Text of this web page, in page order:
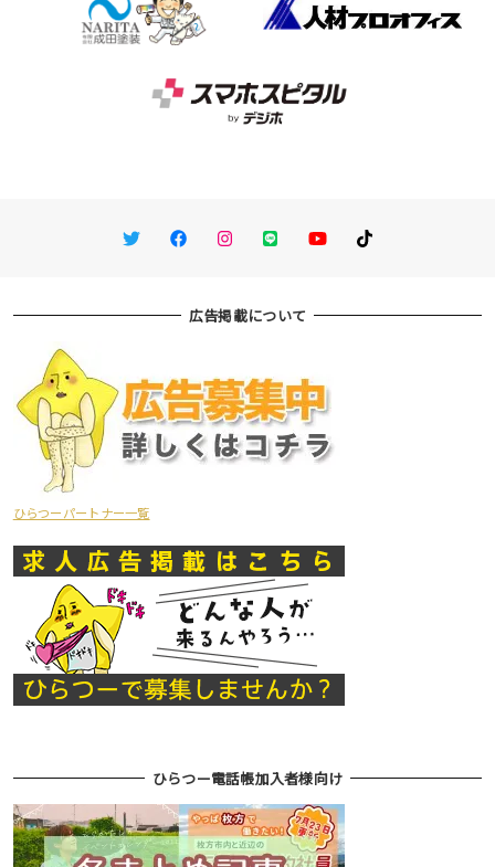
TwitterFacebookInstagram
LINE You TubeTikTok
広告掲載について
ひらつーパートナー一覧
ひらつー電話帳加入者様向け